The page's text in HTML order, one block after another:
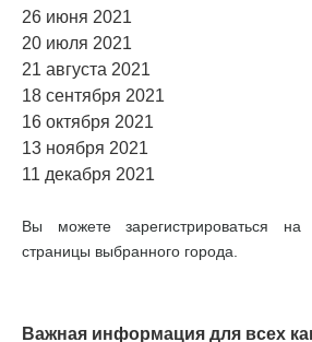
26 июня 2021
20 июля 2021
21 августа 2021
18 сентября 2021
16 октября 2021
13 ноября 2021
11 декабря 2021
Вы можете зарегистрироваться
страницы выбранного города.
Важная информация для всех